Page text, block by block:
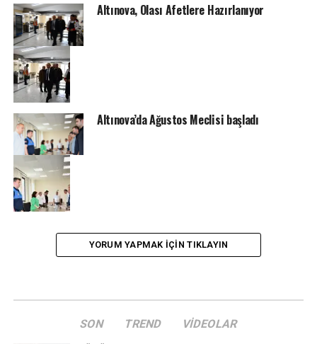
Altınova, Olası Afetlere Hazırlanıyor
Altınova’da Ağustos Meclisi başladı
YORUM YAPMAK IÇIN TIKLAYIN
SON TREND VIDEOLAR